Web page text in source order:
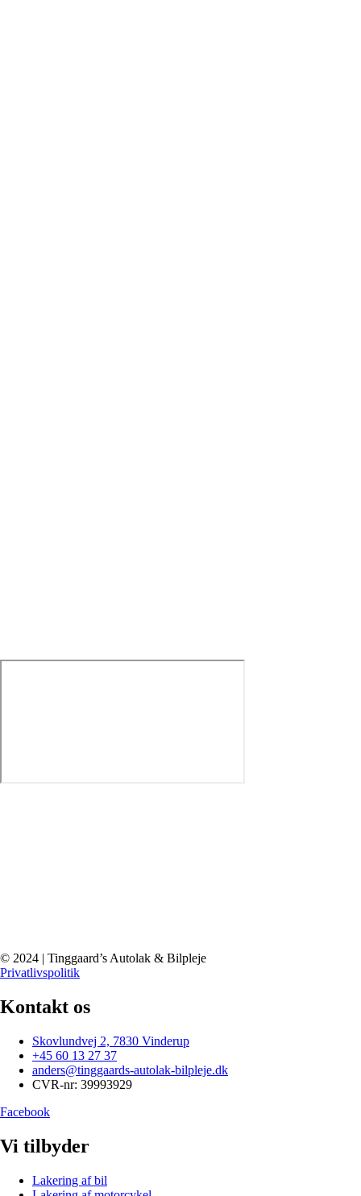
© 2024 | Tinggaard’s Autolak & Bilpleje
Privatlivspolitik
Kontakt os
Skovlundvej 2, 7830 Vinderup
+45 60 13 27 37
anders@tinggaards-autolak-bilpleje.dk
CVR-nr: 39993929
Facebook
Vi tilbyder
Lakering af bil